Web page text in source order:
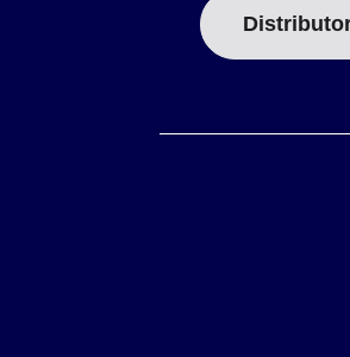
Montaggio su tubo, in
10 watt, 120 Vac, Classe